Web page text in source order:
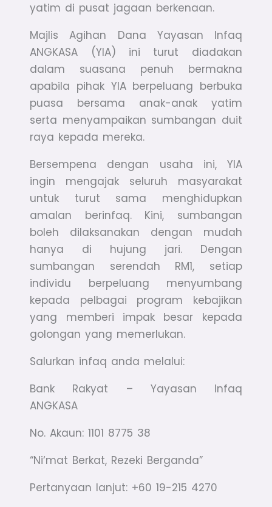
yatim di pusat jagaan berkenaan.
Majlis Agihan Dana Yayasan Infaq
ANGKASA (YIA) ini turut diadakan
dalam suasana penuh bermakna
apabila pihak YIA berpeluang berbuka
puasa bersama anak-anak yatim
serta menyampaikan sumbangan duit
raya kepada mereka.
Bersempena dengan usaha ini, YIA
ingin mengajak seluruh masyarakat
untuk turut sama menghidupkan
amalan berinfaq. Kini, sumbangan
boleh dilaksanakan dengan mudah
hanya di hujung jari. Dengan
sumbangan serendah RM1, setiap
individu berpeluang menyumbang
kepada pelbagai program kebajikan
yang memberi impak besar kepada
golongan yang memerlukan.
Salurkan infaq anda melalui:
Bank Rakyat – Yayasan Infaq
ANGKASA
No. Akaun: 1101 8775 38
“Ni‘mat Berkat, Rezeki Berganda”
Pertanyaan lanjut: +60 19-215 4270